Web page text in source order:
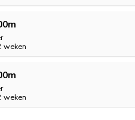
weken
weken